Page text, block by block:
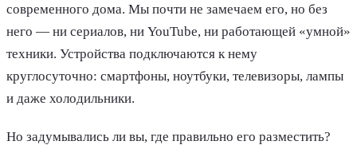
современного дома. Мы почти не замечаем его, но без
него — ни сериалов, ни YouTube, ни работающей «умной»
техники. Устройства подключаются к нему
круглосуточно: смартфоны, ноутбуки, телевизоры, лампы
и даже холодильники.
Но задумывались ли вы, где правильно его разместить?